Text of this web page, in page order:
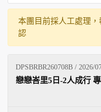
本團目前採人工處理
認
DPSBRBR260708B / 2026/
戀戀峇里5日-2人成行